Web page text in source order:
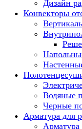
Дизайн
Конвекторы
Водяные
Черные
Арматура для
Арматура